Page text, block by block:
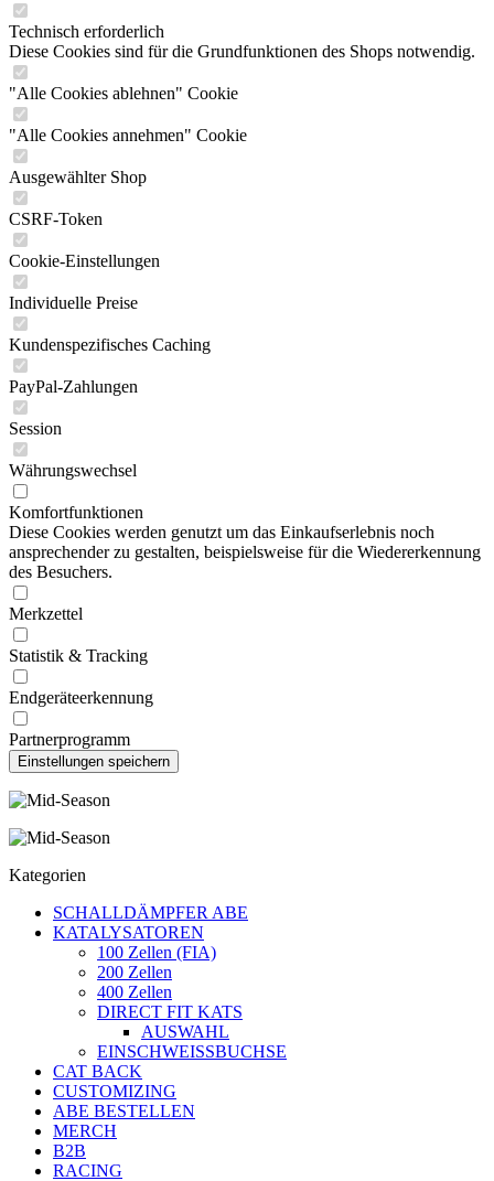
Technisch erforderlich
Diese Cookies sind für die Grundfunktionen des Shops notwendig.
"Alle Cookies ablehnen" Cookie
"Alle Cookies annehmen" Cookie
Ausgewählter Shop
CSRF-Token
Cookie-Einstellungen
Individuelle Preise
Kundenspezifisches Caching
PayPal-Zahlungen
Session
Währungswechsel
Komfortfunktionen
Diese Cookies werden genutzt um das Einkaufserlebnis noch
ansprechender zu gestalten, beispielsweise für die Wiedererkennung
des Besuchers.
Merkzettel
Statistik & Tracking
Endgeräteerkennung
Partnerprogramm
Kategorien
SCHALLDÄMPFER ABE
KATALYSATOREN
100 Zellen (FIA)
200 Zellen
400 Zellen
DIRECT FIT KATS
AUSWAHL
EINSCHWEISSBUCHSE
CAT BACK
CUSTOMIZING
ABE BESTELLEN
MERCH
B2B
RACING